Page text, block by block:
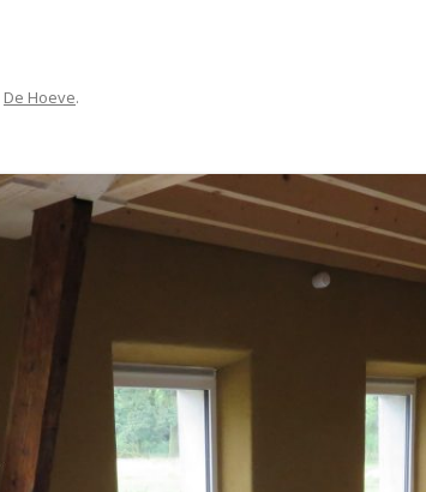
De Hoeve.